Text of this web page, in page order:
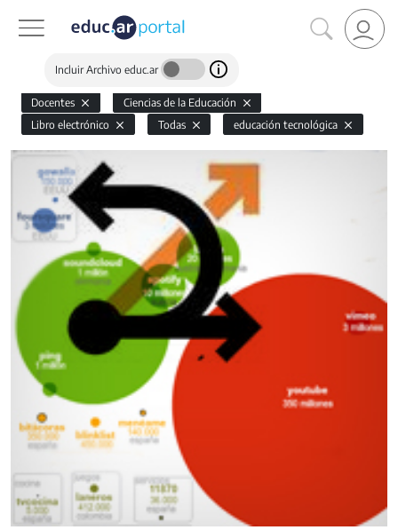
Incluir Archivo educ.ar
Docentes
Ciencias de la Educación
Libro electrónico
Todas educación tecnológica